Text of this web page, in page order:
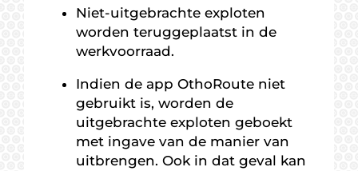
Niet-uitgebrachte exploten
worden teruggeplaatst in de
werkvoorraad.
Indien de app OthoRoute niet
gebruikt is, worden de
uitgebrachte exploten geboekt
met ingave van de manier van
uitbrengen. Ook in dat geval kan